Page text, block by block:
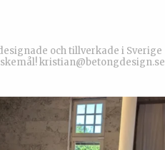
och tillverkade i Sverige
kristian@betongdesign.se